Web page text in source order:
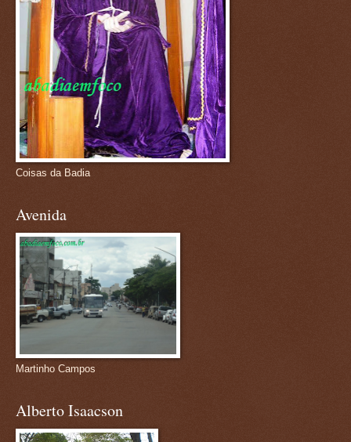
Coisas da Badia
Avenida
Martinho Campos
Alberto Isaacson